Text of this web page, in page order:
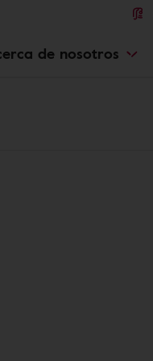
de nosotros